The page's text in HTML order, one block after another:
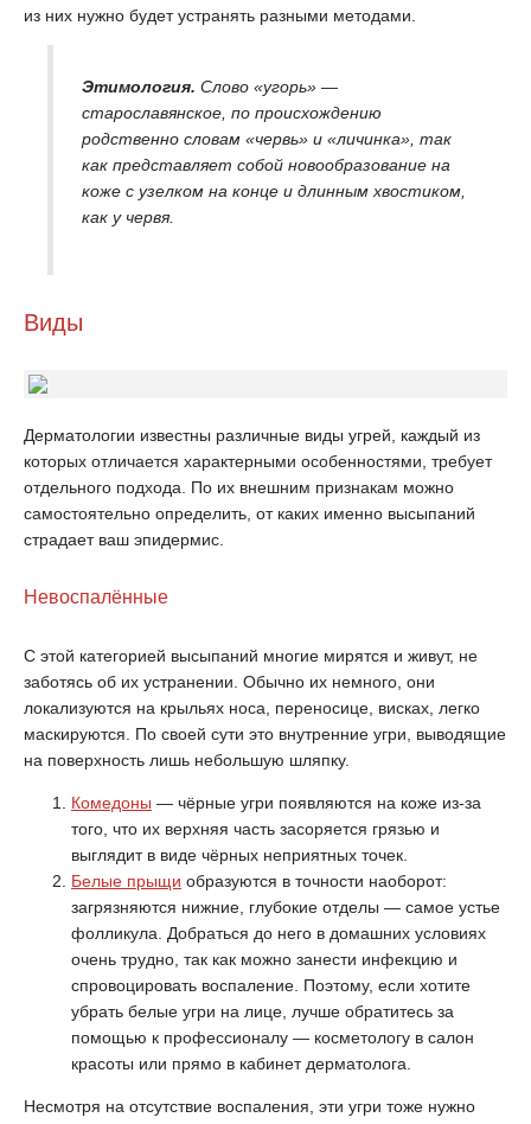
из них нужно будет устранять разными методами.
Этимология. Слово «угорь» —
старославянское, по происхождению
родственно словам «червь» и «личинка», так
как представляет собой новообразование на
коже с узелком на конце и длинным хвостиком,
как у червя.
Виды
Дерматологии известны различные виды угрей, каждый из
которых отличается характерными особенностями, требует
отдельного подхода. По их внешним признакам можно
самостоятельно определить, от каких именно высыпаний
страдает ваш эпидермис.
Невоспалённые
С этой категорией высыпаний многие мирятся и живут, не
заботясь об их устранении. Обычно их немного, они
локализуются на крыльях носа, переносице, висках, легко
маскируются. По своей сути это внутренние угри, выводящие
на поверхность лишь небольшую шляпку.
Комедоны — чёрные угри появляются на коже из-за
того, что их верхняя часть засоряется грязью и
выглядит в виде чёрных неприятных точек.
Белые прыщи образуются в точности наоборот:
загрязняются нижние, глубокие отделы — самое устье
фолликула. Добраться до него в домашних условиях
очень трудно, так как можно занести инфекцию и
спровоцировать воспаление. Поэтому, если хотите
убрать белые угри на лице, лучше обратитесь за
помощью к профессионалу — косметологу в салон
красоты или прямо в кабинет дерматолога.
Несмотря на отсутствие воспаления, эти угри тоже нужно